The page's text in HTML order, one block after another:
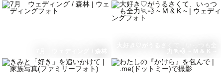
7月 ウェディング / 森林
力🏃💨 ~ M & K ~